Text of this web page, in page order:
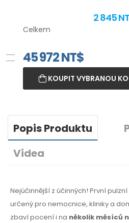
2 845
Celkem
45 972NT$
KOUPIT VYBRANOU
Popis Produktu
Videa
Nejúčinnější z účinných! První
určený pro nemocnice, kliniky a
zbaví pocení i na několik měsíců